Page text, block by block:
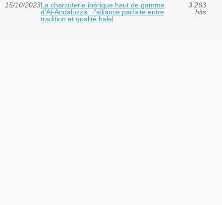
15/10/2023La charcuterie ibérique haut de gamme
d'Al-Andaluzza : l'alliance parfaite entre
tradition et qualité halal
3 263
hits